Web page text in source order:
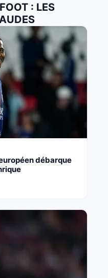
: LES
débarque